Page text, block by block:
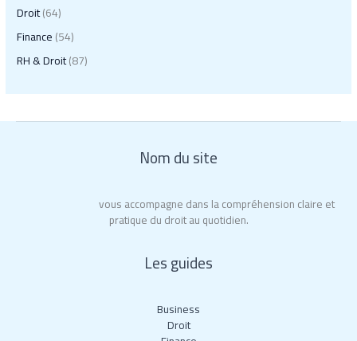
Droit(64)
Finance(54)
RH & Droit(87)
Nom du site
vous accompagne dans la compréhension claire et
pratique du droit au quotidien.
Les guides
Business
Droit